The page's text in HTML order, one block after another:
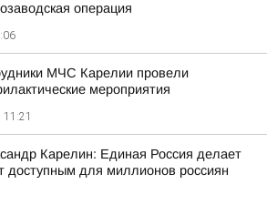
операция
МЧС Карелии провели
мероприятия
11:21
Карелин: Единая Россия делает
доступным для миллионов россиян